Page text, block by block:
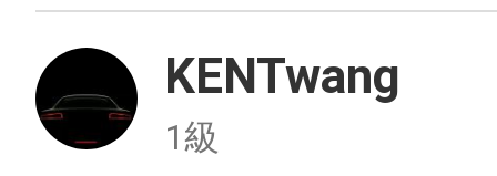
KENTwang
1級